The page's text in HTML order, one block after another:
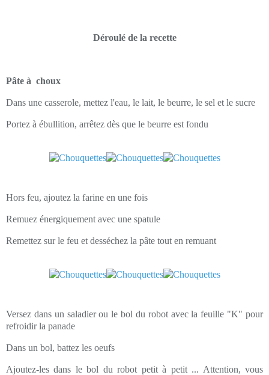
Déroulé de la recette
Pâte à choux
Dans une casserole, mettez l'eau, le lait, le beurre, le sel et le sucre
Portez à ébullition, arrêtez dès que le beurre est fondu
Hors feu, ajoutez la farine en une fois
Remuez énergiquement avec une spatule
Remettez sur le feu et desséchez la pâte tout en remuant
Versez dans un saladier ou le bol du robot avec la feuille "K" pour
refroidir la panade
Dans un bol, battez les oeufs
Ajoutez-les dans le bol du robot petit à petit ... Attention, vous